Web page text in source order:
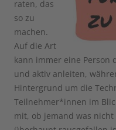
raten, das
so zu
machen.
Auf die Art
kann immer eine Person
und aktiv anleiten,
Hintergrund um die
Teilnehmer*innen im
mit, ob jemand was